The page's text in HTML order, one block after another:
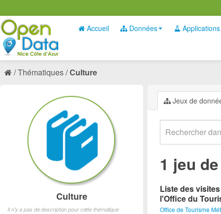
Accueil Données Applications
Thématiques Culture
Jeux de
1 jeu
Liste des
l'Office du
Office de Tourisme
Culture
Il n'y a pas de description pour cette thématique